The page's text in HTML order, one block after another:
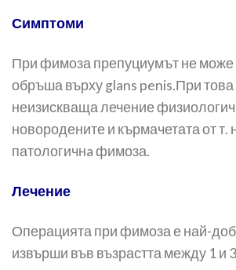
Симптоми
При фимоза препуциумът не може
обръша върху glans penis.При това
неизискваща лечение
новородените и кърмачетата от т.
патологичнa фимоза.
Лечение
Операцията при фимоза е най-
извърши във възрастта между 1 и